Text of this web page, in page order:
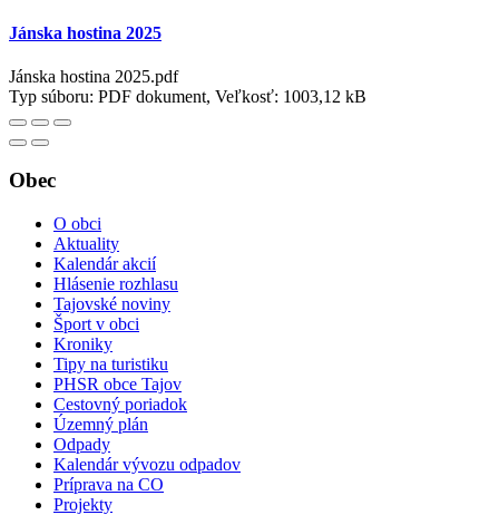
Jánska hostina 2025
Jánska hostina 2025.pdf
Typ súboru: PDF dokument, Veľkosť: 1003,12 kB
Obec
O obci
Aktuality
Kalendár akcií
Hlásenie rozhlasu
Tajovské noviny
Šport v obci
Kroniky
Tipy na turistiku
PHSR obce Tajov
Cestovný poriadok
Územný plán
Odpady
Kalendár vývozu odpadov
Príprava na CO
Projekty